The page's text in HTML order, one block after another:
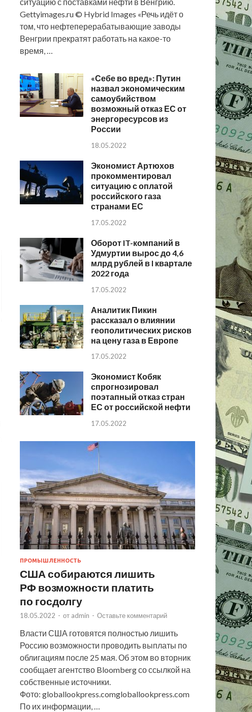
Gettyimages.ru © Hybrid Images «Речь идёт о
том, что нефтеперерабатывающие заводы
Венгрии прекратят работать на какое-то
время, …
«Себе во вред»: Путин
назвал экономическим
самоубийством
возможный отказ ЕС от
энергоресурсов из
России
18.05.2022
Экономист Артюхов
прокомментировал
ситуацию с оплатой
российского газа
странами ЕС
17.05.2022
Оборот IT-компаний в
Удмуртии вырос до 4,6
млрд рублей в I квартале
2022 года
17.05.2022
Аналитик Пикин
рассказал о влиянии
геополитических рисков
на цену газа в Европе
17.05.2022
Экономист Кобяк
спрогнозировал
поэтапный отказ стран
ЕС от российской нефти
17.05.2022
ПРОМЫШЛЕННОСТЬ
США собираются лишить
РФ возможности платить
по госдолгу
18.05.2022 - от admin - Оставьте комментарий
Власти США готовятся полностью лишить
Россию возможности проводить выплаты по
облигациям после 25 мая. Об этом во вторник
сообщает агентство Bloomberg со ссылкой на
собственные источники.
Фото: globallookpress.comgloballookpress.com
По их информации, …